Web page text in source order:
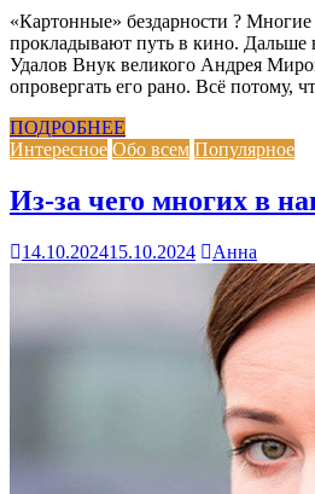
«Картонные» бездарности ?
прокладывают путь в кино. Дальше
Удалов Внук великого Андрея
опровергать его рано. Всё потому,
ПОДРОБНЕЕ
Интересное Обо всем Популярное
Из-за чего многих в
14.10.202415.10.2024 Анна